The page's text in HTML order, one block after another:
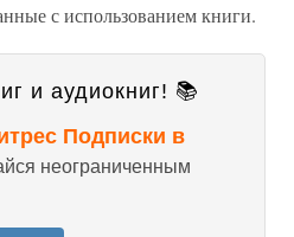
с использованием книги.
и аудиокниг! 📚
Подписки в
неограниченным